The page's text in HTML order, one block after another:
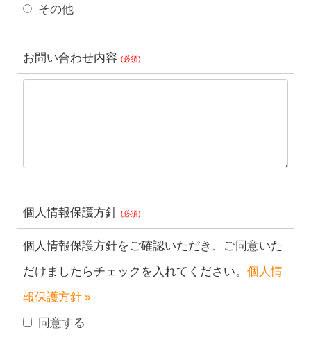
その他
お問い合わせ内容 (必須)
個人情報保護方針 (必須)
個人情報保護方針をご確認いただき、ご同意いた
だけましたらチェックを入れてください。 個人情
報保護方針 »
同意する